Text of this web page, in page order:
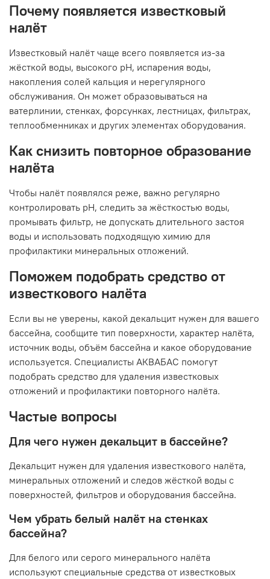
Почему появляется известковый
налёт
Известковый налёт чаще всего появляется из-за
жёсткой воды, высокого pH, испарения воды,
накопления солей кальция и нерегулярного
обслуживания. Он может образовываться на
ватерлинии, стенках, форсунках, лестницах, фильтрах,
теплообменниках и других элементах оборудования.
Как снизить повторное образование
налёта
Чтобы налёт появлялся реже, важно регулярно
контролировать pH, следить за жёсткостью воды,
промывать фильтр, не допускать длительного застоя
воды и использовать подходящую химию для
профилактики минеральных отложений.
Поможем подобрать средство от
известкового налёта
Если вы не уверены, какой декальцит нужен для вашего
бассейна, сообщите тип поверхности, характер налёта,
источник воды, объём бассейна и какое оборудование
используется. Специалисты АКВАБАС помогут
подобрать средство для удаления известковых
отложений и профилактики повторного налёта.
Частые вопросы
Для чего нужен декальцит в бассейне?
Декальцит нужен для удаления известкового налёта,
минеральных отложений и следов жёсткой воды с
поверхностей, фильтров и оборудования бассейна.
Чем убрать белый налёт на стенках
бассейна?
Для белого или серого минерального налёта
используют специальные средства от известковых